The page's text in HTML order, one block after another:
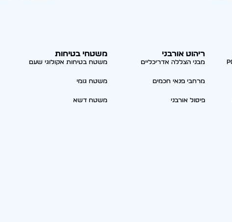
ריהוט אורבני
מבני הצללה אדריכליים
מרחבי פנאי חכמים
פיסול אורבני
משטחי בטיחות
משטח בטיחות אקולוגי שעם
משטח גומי
משטח דשא